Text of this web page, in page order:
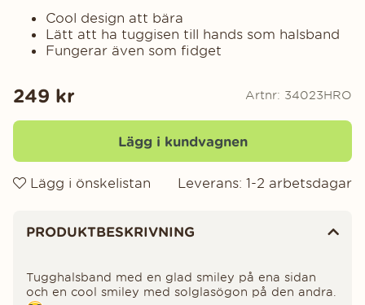
Cool design att bära
Lätt att ha tuggisen till hands som halsband
Fungerar även som fidget
249 kr Artnr: 34023HRO
Lägg i kundvagnen
Lägg i önskelistan Leverans: 1-2 arbetsdagar
PRODUKTBESKRIVNING
Tugghalsband med en glad smiley på ena sidan
och en cool smiley med solglasögon på den andra.